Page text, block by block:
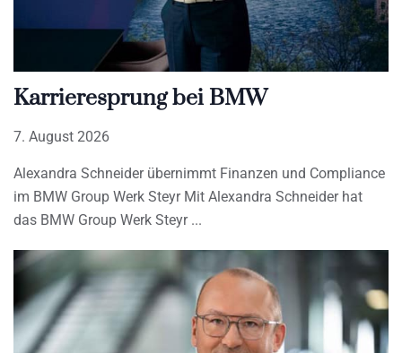
Karrieresprung bei BMW
7. August 2026
Alexandra Schneider übernimmt Finanzen und Compliance
im BMW Group Werk Steyr Mit Alexandra Schneider hat
das BMW Group Werk Steyr